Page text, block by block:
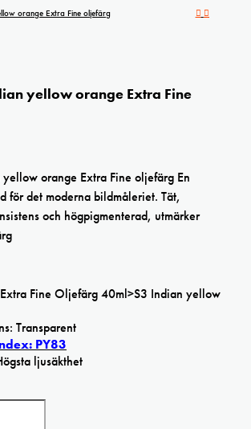
orange Extra Fine oljefärg
yellow orange Extra Fine
orange Extra Fine oljefärg En
för det moderna bildmåleriet. Tät,
och högpigmenterad, utmärker
Fine Oljefärg 40ml>S3 Indian yellow
Transparent
PY83
ljusäkthet